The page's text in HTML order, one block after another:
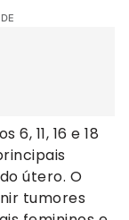
11, 16 e 18
útero. O
tumores